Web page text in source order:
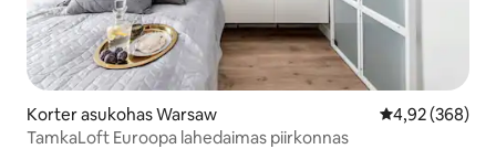
Korter asukohas Warsaw Keskmine
4,92 (368)
TamkaLoft Euroopa lahedaimas piirkonnas